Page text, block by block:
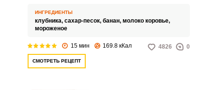
готовят в кафе, и при этом
ИНГРЕДИЕНТЫ
клубника, сахар-песок, банан, молоко коровье,
мороженое
15 мин 169.8 кКал 4826 0
СМОТРЕТЬ РЕЦЕПТ